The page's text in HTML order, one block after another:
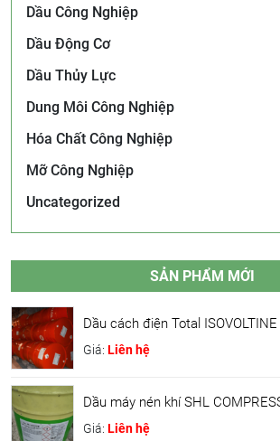
Dầu Công Nghiệp
Dầu Động Cơ
Dầu Thủy Lực
Dung Môi Công Nghiệp
Hóa Chất Công Nghiệp
Mỡ Công Nghiệp
Uncategorized
SẢN PHẨM MỚI
Dầu cách điện Total ISOVOLTINE
Giá: Liên hệ
Dầu máy nén khí SHL
Giá: Liên hệ